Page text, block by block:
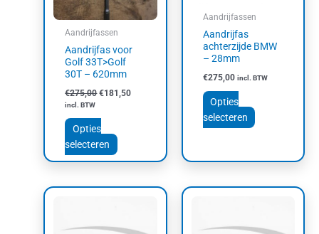
Aandrijfassen
Aandrijfas voor
Golf 33T>Golf
30T – 620mm
€275,00 €181,50
incl. BTW
Opties
selecteren
kan
op
de
productpagina
Aandrijfassen
Aandrijfas
achterzijde BMW
– 28mm
€275,00 incl. BTW
Opties
selecteren
worden
heeft
heeft